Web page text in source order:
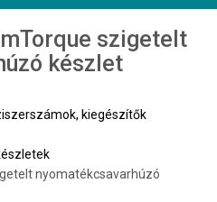
szigetelt
készlet
kiegészítők
nyomatékcsavarhúzó